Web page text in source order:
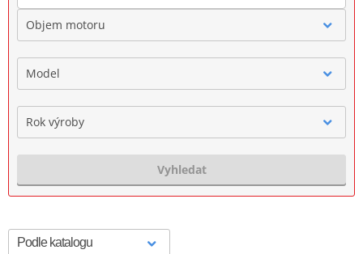
Objem motoru
Model
Rok výroby
Vyhledat